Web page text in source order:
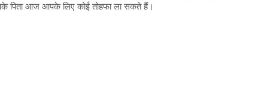
पिता आज आपके लिए कोई तोहफा ला सकते हैं।